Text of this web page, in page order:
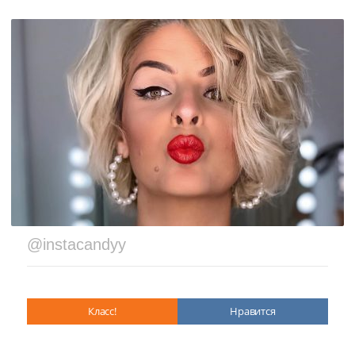
@instacandyy
Класс! Нравится